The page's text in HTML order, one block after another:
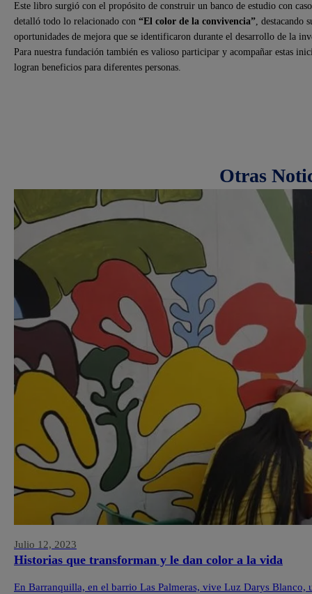
Este libro surgió con el propósito de construir un banco de estudio con
detalló todo lo relacionado con “El color de la convivencia” ,
oportunidades de mejora que se identificaron durante el desarrollo de la
Para nuestra fundación también es valioso participar y acompañar estas
logran beneficios para diferentes personas.
Otras
Julio 12, 2023
Historias que transforman y le dan color a la vida
En Barranquilla, en el barrio Las Palmeras, vive Luz Darys Blanco,